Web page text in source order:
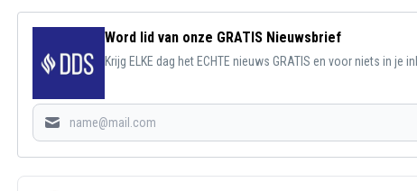
Word lid van onze GRATIS Nieuwsbrief
Krijg ELKE dag het ECHTE nieuws GRATIS en voor niets in je